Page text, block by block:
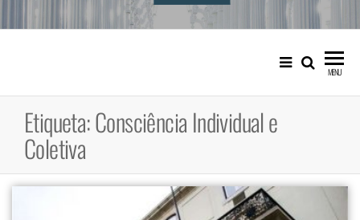
InclusiveCourts
Igualdade e diferença cultural na
prática judicial portuguesa
MENU
Etiqueta:Consciência Individual e
Coletiva